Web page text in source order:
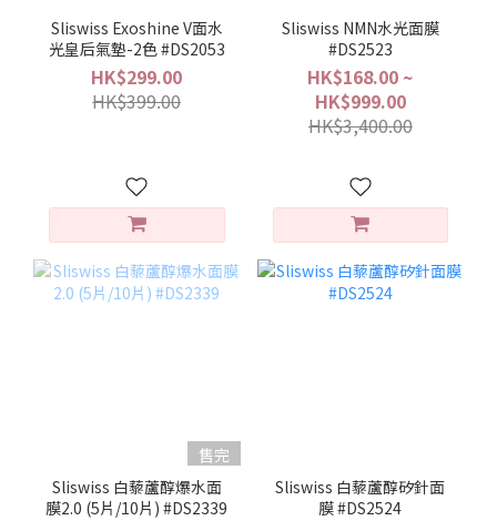
Sliswiss Exoshine V面水
光皇后氣墊-2色 #DS2053
HK$299.00
HK$399.00
Sliswiss NMN水光面膜
#DS2523
HK$168.00 ~
HK$999.00
HK$3,400.00
售完
Sliswiss 白藜蘆醇爆水面
膜2.0 (5片/10片) #DS2339
Sliswiss 白藜蘆醇矽針面
膜 #DS2524